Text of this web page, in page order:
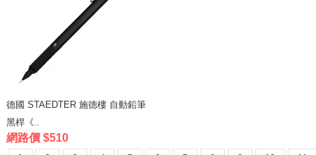
德國 STAEDTER 施德樓 自動鉛筆
黑桿《..
網路價 $510